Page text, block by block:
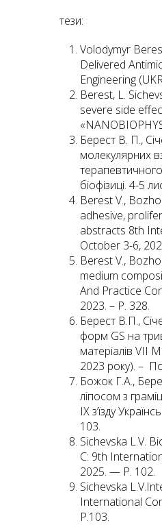
тези:
Volodymyr
Delivered
Engineering
Berest, L.
severe side
Берест В. П.,
молекулярних
терапевтичного
біофізиці. 4-5
Berest V.,
adhesive,
abstracts 8th
October 3-6,
Berest V.,
medium
And Practice
2023. – P. 328.
Берест В.П.,
форм GS на
матеріалів
2023 року). –
Божок Г.А.,
ліпосом з
ІХ з’їзду
103.
Sichevska L.V.
C: 9th
2025. — P. 102.
Sichevska
International
P.103.